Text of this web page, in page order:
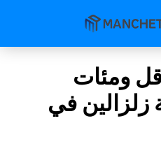
ومئات
زلزالين في